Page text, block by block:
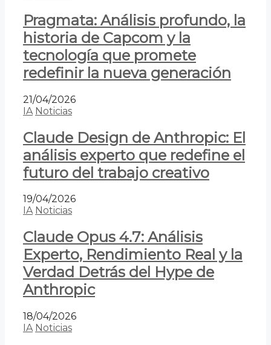
Pragmata: Análisis profundo, la
historia de Capcom y la
tecnología que promete
redefinir la nueva generación
21/04/2026
IA Noticias
Claude Design de Anthropic: El
análisis experto que redefine el
futuro del trabajo creativo
19/04/2026
IA Noticias
Claude Opus 4.7: Análisis
Experto, Rendimiento Real y la
Verdad Detrás del Hype de
Anthropic
18/04/2026
IA Noticias